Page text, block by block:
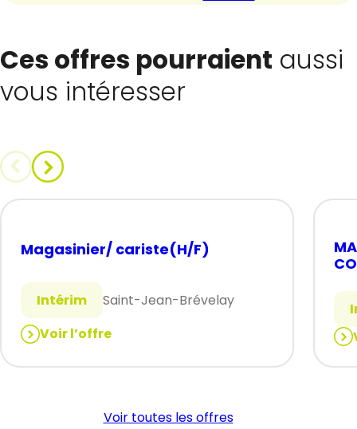
Ces offres pourraient aussi
vous intéresser
Magasinier/ cariste(H/F)
Intérim
Saint-Jean-Brévelay
Voir l’offre
:
Magasinier/
:
Voir toutes les offres